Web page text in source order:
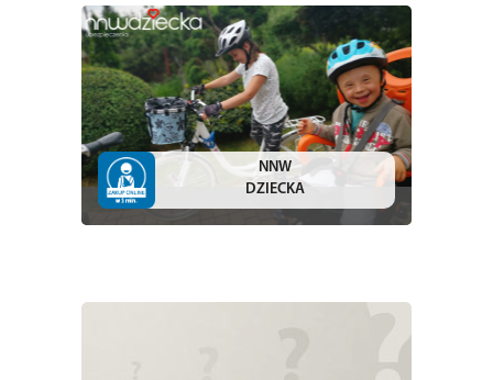
NNW
DZIECKA